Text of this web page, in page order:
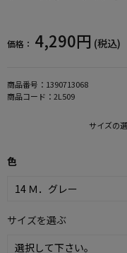
価格： 4,290円 (税込)
商品番号： 1390713068
商品コード： 2L509
サイズの
色
サイズを選ぶ